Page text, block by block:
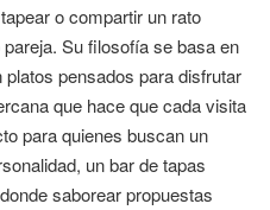
o compartir un rato
Su filosofía se basa en
pensados para disfrutar
que hace que cada visita
para quienes buscan un
un bar de tapas
saborear propuestas